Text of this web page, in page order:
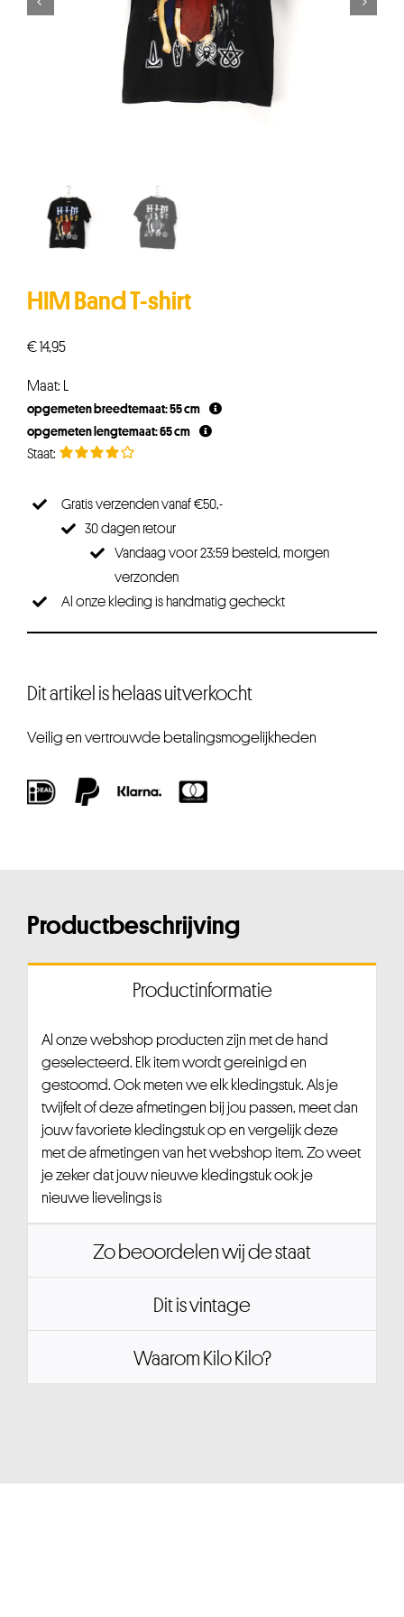
HIM Band T-shirt
€14,95
Maat: L
opgemeten breedtemaat: 55 cm
opgemeten lengtemaat: 65 cm
Gratis verzenden vanaf €50,-
30 dagen retour
Vandaag voor 23:59 besteld, morgen
verzonden
Al onze kleding is handmatig gecheckt
Dit artikel is helaas uitverkocht
Veilig en vertrouwde betalingsmogelijkheden
Productbeschrijving
Productinformatie
Al onze webshop producten zijn met de hand
geselecteerd. Elk item wordt gereinigd en
gestoomd. Ook meten we elk kledingstuk. Als je
twijfelt of deze afmetingen bij jou passen, meet dan
jouw favoriete kledingstuk op en vergelijk deze
met de afmetingen van het webshop item. Zo weet
je zeker dat jouw nieuwe kledingstuk ook je
nieuwe lievelings is
Zo beoordelen wij de staat
Dit is vintage
Waarom Kilo Kilo?